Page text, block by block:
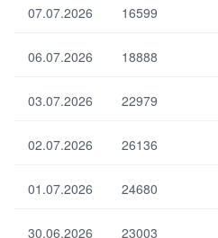
вак
ли
к ҳ/
ум
қо
иғи
оп
ац
ри
ум
лд
07.07.2026 16599
06.07.2026 18888
03.07.2026 22979
02.07.2026 26136
01.07.2026 24680
30.06.2026 23003